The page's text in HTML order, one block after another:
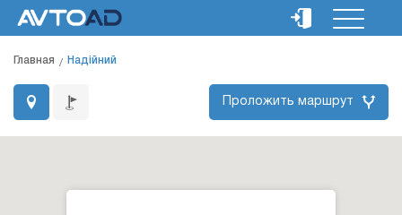
Главная Надійний
Проложить маршрут